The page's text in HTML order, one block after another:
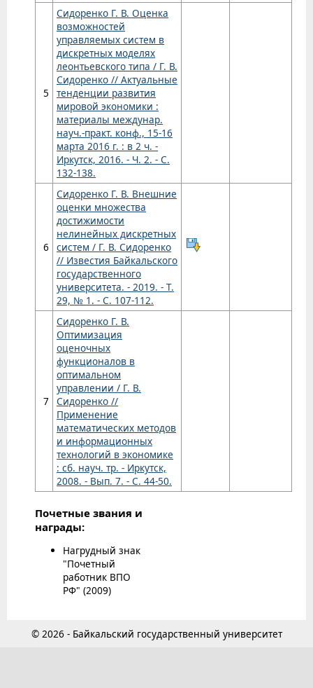
5
Сидоренко Г. В. Оценка
возможностей
управляемых систем в
дискретных моделях
леонтьевского типа / Г. В.
Сидоренко // Актуальные
тенденции развития
мировой экономики :
материалы междунар.
науч.-практ. конф., 15-16
марта 2016 г. : в 2 ч. -
Иркутск, 2016. - Ч. 2. - С.
132-138.
6
Сидоренко Г. В. Внешние
оценки множества
достижимости
нелинейных дискретных
систем / Г. В. Сидоренко
// Известия Байкальского
государственного
университета. - 2019. - Т.
29, № 1. - С. 107-112.
7
Сидоренко Г. В.
Оптимизация
оценочных
функционалов в
оптимальном
управлении / Г. В.
Сидоренко //
Применение
математических методов
и информационных
технологий в экономике
: сб. науч. тр. - Иркутск,
2008. - Вып. 7. - С. 44-50.
Почетные звания и
награды:
Нагрудный знак
"Почетный
работник ВПО
РФ" (2009)
© 2026 - Байкальский государственный университет